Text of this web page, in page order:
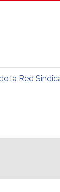
la Red